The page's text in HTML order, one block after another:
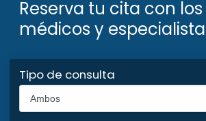
Reserva tu cita con
médicos y
Tipo de consulta